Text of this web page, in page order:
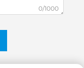
0/1000